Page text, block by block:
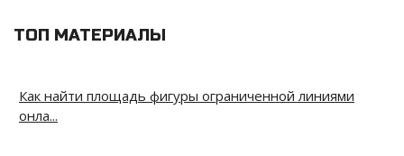
ТОП МАТЕРИАЛЫ
Как найти площадь фигуры ограниченной линиями
онла...